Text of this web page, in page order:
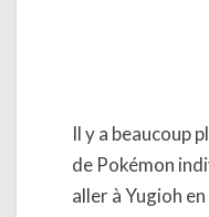
Il y a beaucoup
de Pokémon
aller à Yugioh